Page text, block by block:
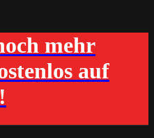
mehr
auf